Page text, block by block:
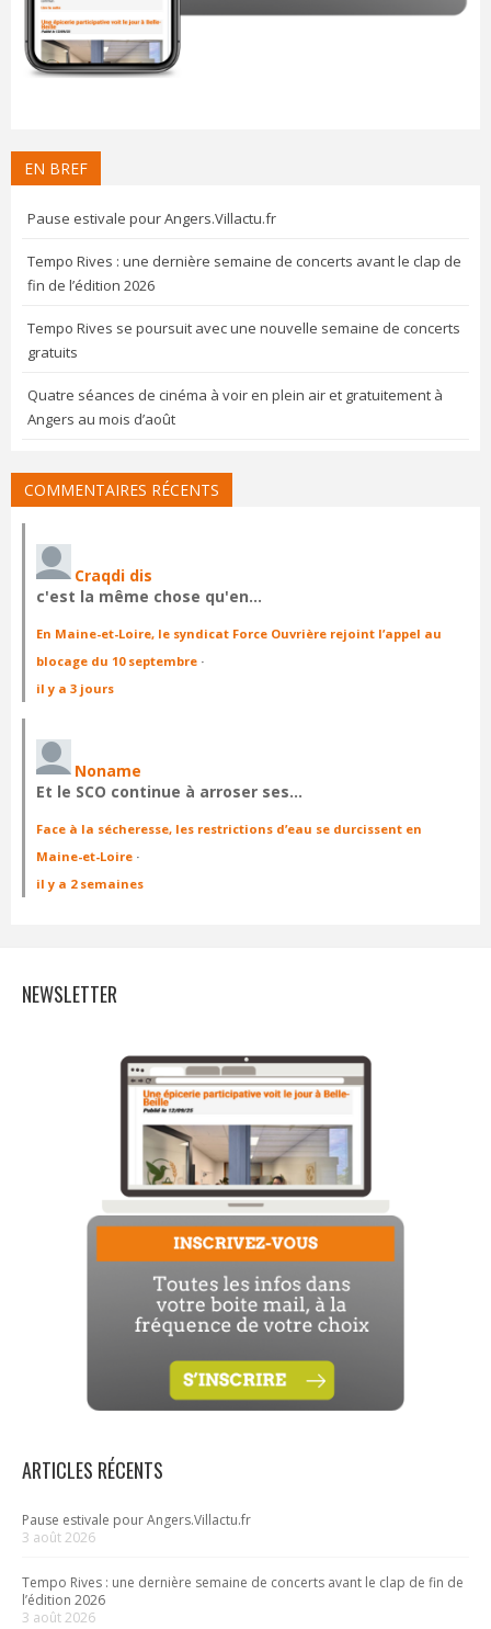
EN BREF
Pause estivale pour Angers.Villactu.fr
Tempo Rives : une dernière semaine de concerts avant le clap de
fin de l’édition 2026
Tempo Rives se poursuit avec une nouvelle semaine de concerts
gratuits
Quatre séances de cinéma à voir en plein air et gratuitement à
Angers au mois d’août
COMMENTAIRES RÉCENTS
Craqdi dis
c'est la même chose qu'en…
En Maine-et-Loire, le syndicat Force Ouvrière rejoint l’appel au
blocage du 10 septembre ·
il y a 3 jours
Noname
Et le SCO continue à arroser ses…
Face à la sécheresse, les restrictions d’eau se durcissent en
Maine-et-Loire ·
il y a 2 semaines
NEWSLETTER
ARTICLES RÉCENTS
Pause estivale pour Angers.Villactu.fr
3 août 2026
Tempo Rives : une dernière semaine de concerts avant le clap de fin de
l’édition 2026
3 août 2026